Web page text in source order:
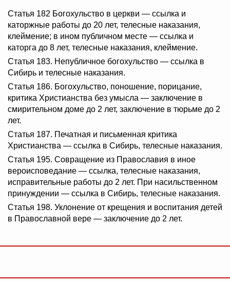
Статья 182 Богохульство в церкви — ссылка и
каторжные работы до 20 лет, телесные наказания,
клеймение; в ином публичном месте — ссылка и
каторга до 8 лет, телесные наказания, клеймение.
Статья 183. Непубличное богохульство — ссылка в
Сибирь и телесные наказания.
Статья 186. Богохульство, поношение, порицание,
критика Христианства без умысла — заключение в
смирительном доме до 2 лет, заключение в тюрьме до 2
лет.
Статья 187. Печатная и письменная критика
Христианства — ссылка в Сибирь, телесные наказания.
Статья 195. Совращение из Православия в иное
вероисповедание — ссылка, телесные наказания,
исправительные работы до 2 лет. При насильственном
принуждении — ссылка в Сибирь, телесные наказания.
Статья 198. Уклонение от крещения и воспитания детей
в Православной вере — заключение до 2 лет.